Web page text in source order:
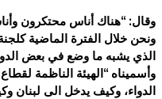
وقال: “هناك أناس محتكرون
ونحن خلال الفترة الماضية
الذي يشبه ما وضع في بعض
وأسميناه “الهيئة الناظمة
الدواء، وكيف يدخل الى لبنان